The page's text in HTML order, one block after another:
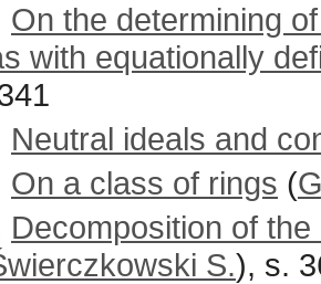
On the determining
with equationally
Neutral ideals and
On a class of rings (
Decomposition of
S.), s.